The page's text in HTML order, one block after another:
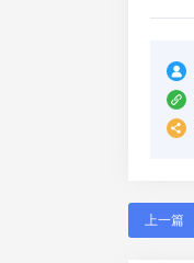
上一篇